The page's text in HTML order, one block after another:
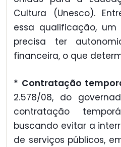
Cultura (Unesco).
essa qualificação,
precisa ter
financeira, o que
* Contratação
2.578/08, do
contratação
buscando evitar a
de serviços públicos,